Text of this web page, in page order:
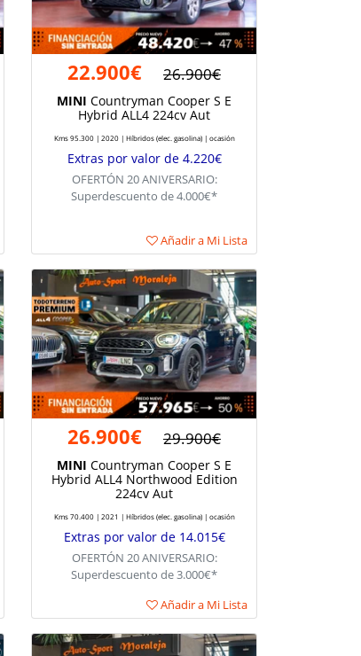
22.900€ 26.900€
MINI Countryman Cooper S E
Hybrid ALL4 224cv Aut
Kms 95.300 | 2020 | Híbridos (elec. gasolina) | ocasión
Extras por valor de 4.220€
OFERTÓN 20 ANIVERSARIO:
Superdescuento de 4.000€*
Añadir a Mi Lista
26.900€ 29.900€
MINI Countryman Cooper S E
Hybrid ALL4 Northwood Edition
224cv Aut
Kms 70.400 | 2021 | Híbridos (elec. gasolina) | ocasión
Extras por valor de 14.015€
OFERTÓN 20 ANIVERSARIO:
Superdescuento de 3.000€*
Añadir a Mi Lista